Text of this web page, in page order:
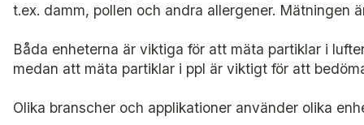
t.ex. damm, pollen och andra allergener. Mätningen
Båda enheterna är viktiga för att mäta partiklar i
medan att mäta partiklar i ppl är viktigt för att
Olika branscher och applikationer använder olika